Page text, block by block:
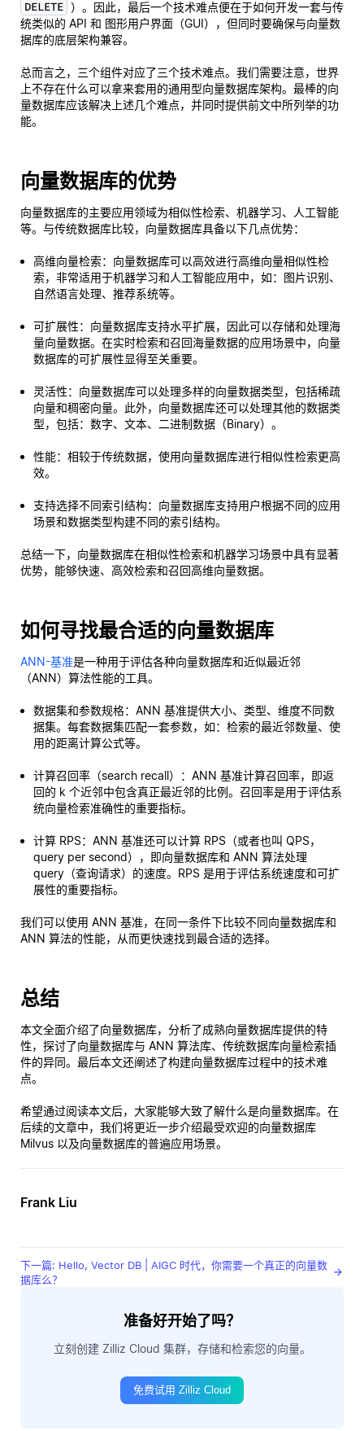
DELETE ）。因此，最后一个技术难点便在于如何开发一套与传
统类似的 API 和 图形用户界面（GUI），但同时要确保与向量数
据库的底层架构兼容。
总而言之，三个组件对应了三个技术难点。我们需要注意，世界
上不存在什么可以拿来套用的通用型向量数据库架构。最棒的向
量数据库应该解决上述几个难点，并同时提供前文中所列举的功
能。
向量数据库的优势
向量数据库的主要应用领域为相似性检索、机器学习、人工智能
等。与传统数据库比较，向量数据库具备以下几点优势：
高维向量检索：向量数据库可以高效进行高维向量相似性检
索，非常适用于机器学习和人工智能应用中，如：图片识别、
自然语言处理、推荐系统等。
可扩展性：向量数据库支持水平扩展，因此可以存储和处理海
量向量数据。在实时检索和召回海量数据的应用场景中，向量
数据库的可扩展性显得至关重要。
灵活性：向量数据库可以处理多样的向量数据类型，包括稀疏
向量和稠密向量。此外，向量数据库还可以处理其他的数据类
型，包括：数字、文本、二进制数据（Binary）。
性能：相较于传统数据，使用向量数据库进行相似性检索更高
效。
支持选择不同索引结构：向量数据库支持用户根据不同的应用
场景和数据类型构建不同的索引结构。
总结一下，向量数据库在相似性检索和机器学习场景中具有显著
优势，能够快速、高效检索和召回高维向量数据。
如何寻找最合适的向量数据库
ANN-基准是一种用于评估各种向量数据库和近似最近邻
（ANN）算法性能的工具。
数据集和参数规格：ANN 基准提供大小、类型、维度不同数
据集。每套数据集匹配一套参数，如：检索的最近邻数量、使
用的距离计算公式等。
计算召回率（search recall）：ANN 基准计算召回率，即返
回的 k 个近邻中包含真正最近邻的比例。召回率是用于评估系
统向量检索准确性的重要指标。
计算 RPS：ANN 基准还可以计算 RPS（或者也叫 QPS，
query per second），即向量数据库和 ANN 算法处理
query（查询请求）的速度。RPS 是用于评估系统速度和可扩
展性的重要指标。
我们可以使用 ANN 基准，在同一条件下比较不同向量数据库和
ANN 算法的性能，从而更快速找到最合适的选择。
总结
本文全面介绍了向量数据库，分析了成熟向量数据库提供的特
性，探讨了向量数据库与 ANN 算法库、传统数据库向量检索插
件的异同。最后本文还阐述了构建向量数据库过程中的技术难
点。
希望通过阅读本文后，大家能够大致了解什么是向量数据库。在
后续的文章中，我们将更近一步介绍最受欢迎的向量数据库
Milvus 以及向量数据库的普遍应用场景。
Frank Liu
下一篇: Hello, Vector DB | AIGC 时代，你需要一个真正的向量数
据库么？
准备好开始了吗？
立刻创建 Zilliz Cloud 集群，存储和检索您的向量。
免费试用 Zilliz Cloud